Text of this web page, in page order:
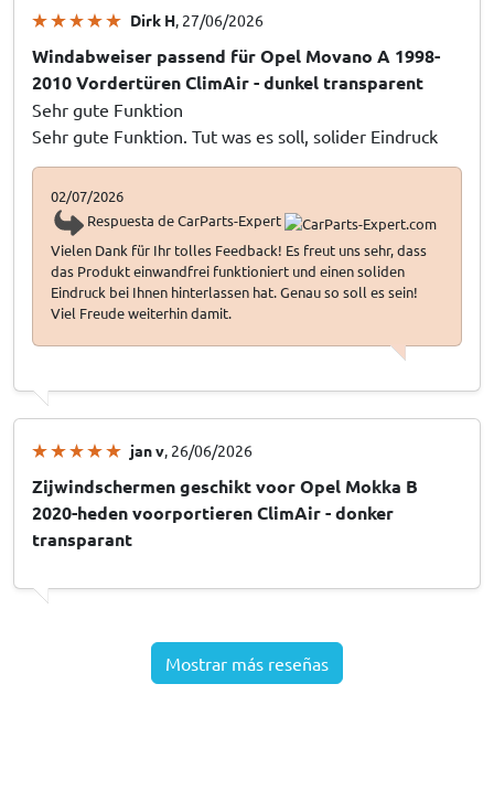
Dirk H, 27/06/2026
Windabweiser passend für Opel Movano A 1998-
2010 Vordertüren ClimAir - dunkel transparent
Sehr gute Funktion
Sehr gute Funktion. Tut was es soll, solider Eindruck
02/07/2026
Respuesta de CarParts-Expert
Vielen Dank für Ihr tolles Feedback! Es freut uns sehr, dass
das Produkt einwandfrei funktioniert und einen soliden
Eindruck bei Ihnen hinterlassen hat. Genau so soll es sein!
Viel Freude weiterhin damit.
jan v, 26/06/2026
Zijwindschermen geschikt voor Opel Mokka B
2020-heden voorportieren ClimAir - donker
transparant
Mostrar más reseñas